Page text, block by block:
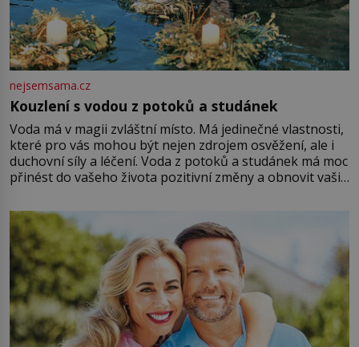
nejsemsama.cz
Kouzlení s vodou z potoků a studánek
Voda má v magii zvláštní místo. Má jedinečné vlastnosti,
které pro vás mohou být nejen zdrojem osvěžení, ale i
duchovní síly a léčení. Voda z potoků a studánek má moc
přinést do vašeho života pozitivní změny a obnovit vaši
můžete obohatit své rituály a přinést do svého života
větší harmonii a klid. Je důležité